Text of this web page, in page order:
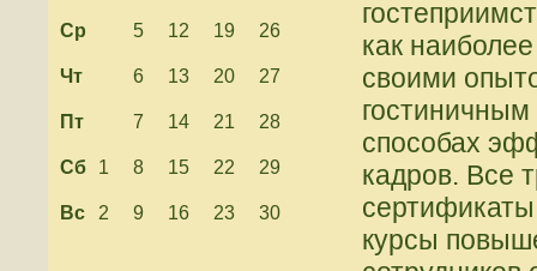
Ср 5 12 19 26
Чт 6 13 20 27
Пт 7 14 21 28
Сб 1 8 15 22 29
Вс 2 9 16 23 30
как
своими
способах
кадров. Все
курсы